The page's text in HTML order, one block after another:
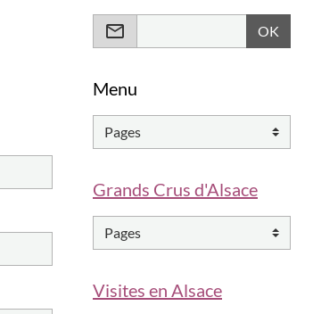
OK
Menu
Grands Crus d'Alsace
Visites en Alsace